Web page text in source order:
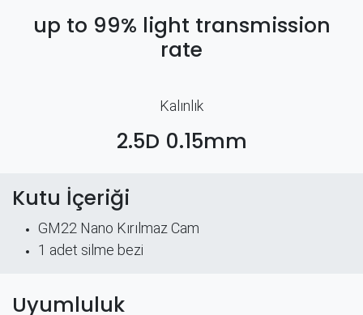
up to 99% light transmission
rate
Kalınlık
2.5D 0.15mm
Kutu İçeriği
GM22 Nano Kırılmaz Cam
​1 adet silme bezi
Uyumluluk